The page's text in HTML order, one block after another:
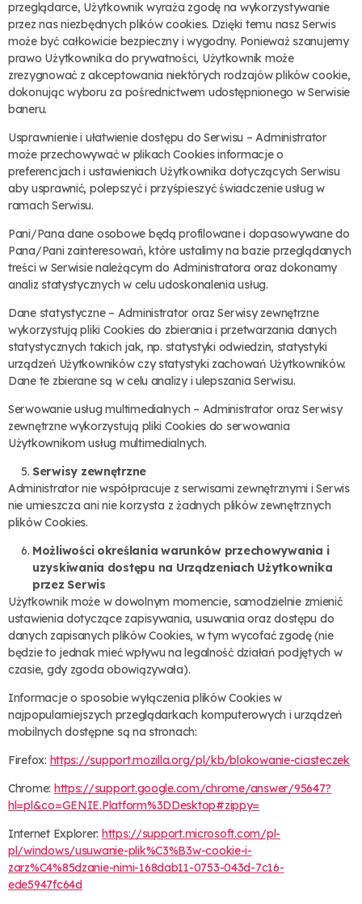
przeglądarce, Użytkownik wyraża zgodę na wykorzystywanie
przez nas niezbędnych plików cookies. Dzięki temu nasz Serwis
może być całkowicie bezpieczny i wygodny. Ponieważ szanujemy
prawo Użytkownika do prywatności, Użytkownik może
zrezygnować z akceptowania niektórych rodzajów plików cookie,
dokonując wyboru za pośrednictwem udostępnionego w Serwisie
baneru.
Usprawnienie i ułatwienie dostępu do Serwisu – Administrator
może przechowywać w plikach Cookies informacje o
preferencjach i ustawieniach Użytkownika dotyczących Serwisu
aby usprawnić, polepszyć i przyśpieszyć świadczenie usług w
ramach Serwisu.
Pani/Pana dane osobowe będą profilowane i dopasowywane do
Pana/Pani zainteresowań, które ustalimy na bazie przeglądanych
treści w Serwisie należącym do Administratora oraz dokonamy
analiz statystycznych w celu udoskonalenia usług.
Dane statystyczne – Administrator oraz Serwisy zewnętrzne
wykorzystują pliki Cookies do zbierania i przetwarzania danych
statystycznych takich jak, np. statystyki odwiedzin, statystyki
urządzeń Użytkowników czy statystyki zachowań Użytkowników.
Dane te zbierane są w celu analizy i ulepszania Serwisu.
Serwowanie usług multimedialnych – Administrator oraz Serwisy
zewnętrzne wykorzystują pliki Cookies do serwowania
Użytkownikom usług multimedialnych.
Serwisy zewnętrzne
Administrator nie współpracuje z serwisami zewnętrznymi i Serwis
nie umieszcza ani nie korzysta z żadnych plików zewnętrznych
plików Cookies.
Możliwości określania warunków przechowywania i
uzyskiwania dostępu na Urządzeniach Użytkownika
przez Serwis
Użytkownik może w dowolnym momencie, samodzielnie zmienić
ustawienia dotyczące zapisywania, usuwania oraz dostępu do
danych zapisanych plików Cookies, w tym wycofać zgodę (nie
będzie to jednak mieć wpływu na legalność działań podjętych w
czasie, gdy zgoda obowiązywała).
Informacje o sposobie wyłączenia plików Cookies w
najpopularniejszych przeglądarkach komputerowych i urządzeń
mobilnych dostępne są na stronach:
Firefox: https://support.mozilla.org/pl/kb/blokowanie-ciasteczek
Chrome: https://support.google.com/chrome/answer/95647?
hl=pl&co=GENIE.Platform%3DDesktop#zippy=
Internet Explorer: https://support.microsoft.com/pl-
pl/windows/usuwanie-plik%C3%B3w-cookie-i-
zarz%C4%85dzanie-nimi-168dab11-0753-043d-7c16-
ede5947fc64d